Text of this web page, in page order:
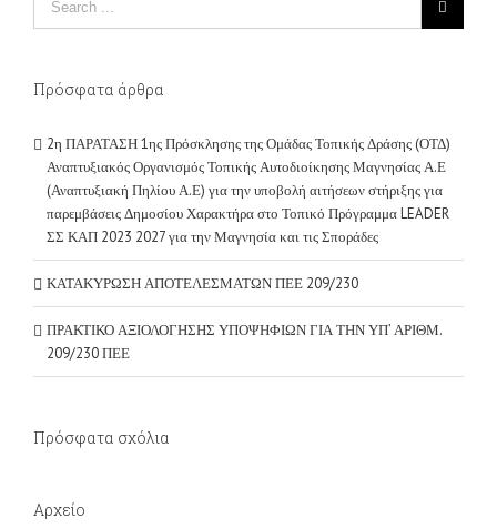
Πρόσφατα άρθρα
2η ΠΑΡΑΤΑΣΗ 1ης Πρόσκλησης της Ομάδας Τοπικής Δράσης (ΟΤΔ)
Αναπτυξιακός Οργανισμός Τοπικής Αυτοδιοίκησης Μαγνησίας Α.Ε
(Αναπτυξιακή Πηλίου Α.Ε) για την υποβολή αιτήσεων στήριξης για
παρεμβάσεις Δημοσίου Χαρακτήρα στο Τοπικό Πρόγραμμα LEADER
ΣΣ ΚΑΠ 2023 2027 για την Μαγνησία και τις Σποράδες
ΚΑΤΑΚΥΡΩΣΗ ΑΠΟΤΕΛΕΣΜΑΤΩΝ ΠΕΕ 209/230
ΠΡΑΚΤΙΚΟ ΑΞΙΟΛΟΓΗΣΗΣ ΥΠΟΨΗΦΙΩΝ ΓΙΑ ΤΗΝ ΥΠ’ ΑΡΙΘΜ.
209/230 ΠΕΕ
Πρόσφατα σχόλια
Αρχείο